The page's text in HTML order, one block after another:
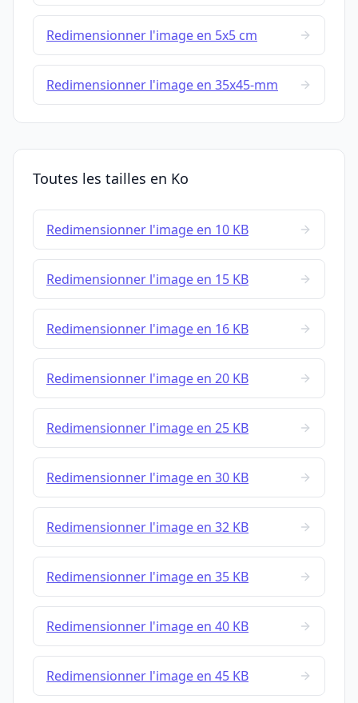
Redimensionner l'image en 5x5 cm
Redimensionner l'image en 35x45-mm
Toutes les tailles en Ko
Redimensionner l'image en 10 KB
Redimensionner l'image en 15 KB
Redimensionner l'image en 16 KB
Redimensionner l'image en 20 KB
Redimensionner l'image en 25 KB
Redimensionner l'image en 30 KB
Redimensionner l'image en 32 KB
Redimensionner l'image en 35 KB
Redimensionner l'image en 40 KB
Redimensionner l'image en 45 KB